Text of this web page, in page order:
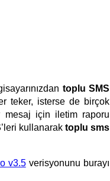
toplu SMS
teker, isterse de birçok
mesaj için iletim raporu
’leri kullanarak toplu sms
v3.5verisyonunu burayı